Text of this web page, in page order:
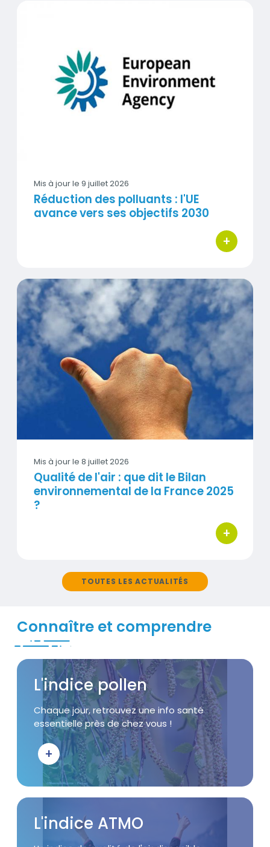
Mis à jour le 9 juillet 2026
Réduction des polluants : l'UE
avance vers ses objectifs 2030
+
bouton
Qualité de l'air : que dit le Bilan environnemental de la
Visuel
Mis à jour le 8 juillet 2026
Qualité de l'air : que dit le Bilan
environnemental de la France 2025
?
+
bouton
TOUTES LES ACTUALITÉS
Connaître et comprendre
Visuel
Titre
L'indice pollen
Accroche
Chaque jour, retrouvez une info santé
essentielle près de chez vous !
+
Bouton d'action
Visuel
Titre
L'indice ATMO